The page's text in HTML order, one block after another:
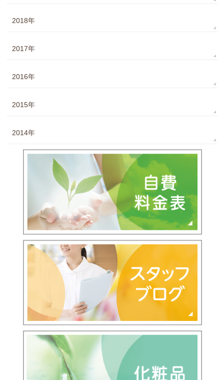
2018年
2017年
2016年
2015年
2014年